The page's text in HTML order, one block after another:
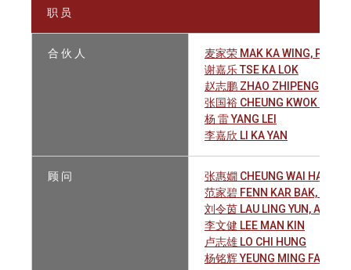
职 员
合 伙 人
麦家荣 MAK KA WING,
谢嘉乐 TSE KA LOK
赵志鹏 ZHAO ZHIPENG
张国裕 CHEUNG KWOK YU
杨 雷 YANG LEI
李嘉欣 LI KA YAN
顾 问
张惠嫺 CHEUNG WAI HAN
范家碧 FENN KAR BAK, LILY
刘令茵 LAU LING YUN, AGNES
李文健 LEE MAN KIN
卢志雄 LO CHI HUNG
杨铭辉 YEUNG MING FAI